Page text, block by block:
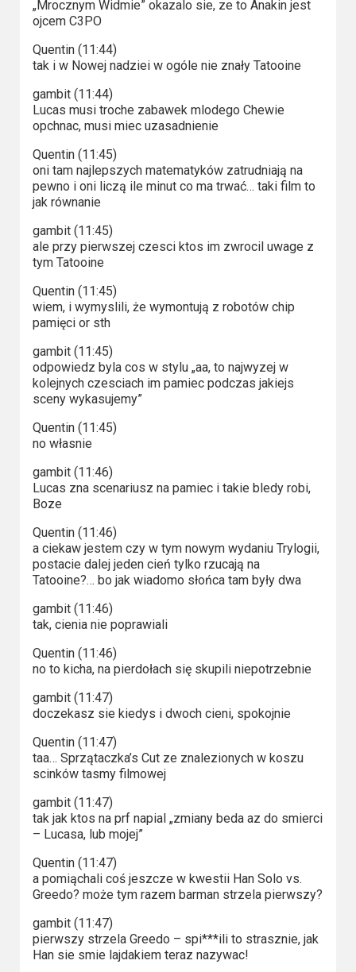
„Mrocznym Widmie” okazalo sie, ze to Anakin jest
ojcem C3PO
Quentin (11:44)
tak i w Nowej nadziei w ogóle nie znały Tatooine
gambit (11:44)
Lucas musi troche zabawek mlodego Chewie
opchnac, musi miec uzasadnienie
Quentin (11:45)
oni tam najlepszych matematyków zatrudniają na
pewno i oni liczą ile minut co ma trwać… taki film to
jak równanie
gambit (11:45)
ale przy pierwszej czesci ktos im zwrocil uwage z
tym Tatooine
Quentin (11:45)
wiem, i wymyslili, że wymontują z robotów chip
pamięci or sth
gambit (11:45)
odpowiedz byla cos w stylu „aa, to najwyzej w
kolejnych czesciach im pamiec podczas jakiejs
sceny wykasujemy”
Quentin (11:45)
no własnie
gambit (11:46)
Lucas zna scenariusz na pamiec i takie bledy robi,
Boze
Quentin (11:46)
a ciekaw jestem czy w tym nowym wydaniu Trylogii,
postacie dalej jeden cień tylko rzucają na
Tatooine?… bo jak wiadomo słońca tam były dwa
gambit (11:46)
tak, cienia nie poprawiali
Quentin (11:46)
no to kicha, na pierdołach się skupili niepotrzebnie
gambit (11:47)
doczekasz sie kiedys i dwoch cieni, spokojnie
Quentin (11:47)
taa… Sprzątaczka’s Cut ze znalezionych w koszu
scinków tasmy filmowej
gambit (11:47)
tak jak ktos na prf napial „zmiany beda az do smierci
– Lucasa, lub mojej”
Quentin (11:47)
a pomiąchali coś jeszcze w kwestii Han Solo vs.
Greedo? może tym razem barman strzela pierwszy?
gambit (11:47)
pierwszy strzela Greedo – spi***ili to strasznie, jak
Han sie smie lajdakiem teraz nazywac!